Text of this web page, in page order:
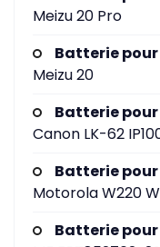
Meizu 20 Pro
Batterie pour
Meizu 20
Batterie
Canon LK-62
Batterie
Motorola W220
Batterie pour